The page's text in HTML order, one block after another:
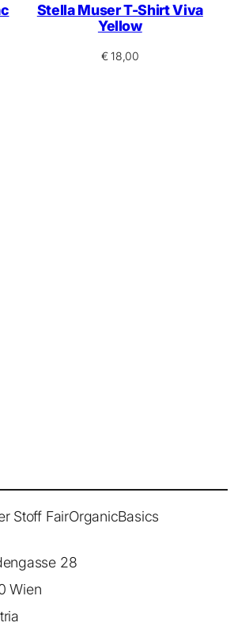
Stella Muser T-Shirt Viva
Yellow
€18,00
Stoff FairOrganicBasics
28
Wien